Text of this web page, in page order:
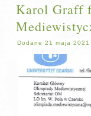
Karol Graff
Dodane 21 maja 2021